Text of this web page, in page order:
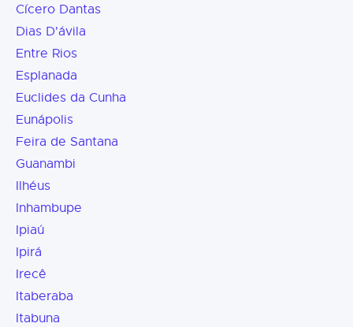
Cícero Dantas
Dias D'ávila
Entre Rios
Esplanada
Euclides da Cunha
Eunápolis
Feira de Santana
Guanambi
Ilhéus
Inhambupe
Ipiaú
Ipirá
Irecê
Itaberaba
Itabuna